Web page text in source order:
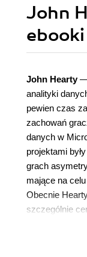
John
ebooki
John Hearty—
analityki
pewien czas
zachowań
danych w
projektami
grach
mające na
Obecnie
szczególnie
eksploracją